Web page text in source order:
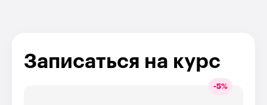
Записаться на курс
-5%